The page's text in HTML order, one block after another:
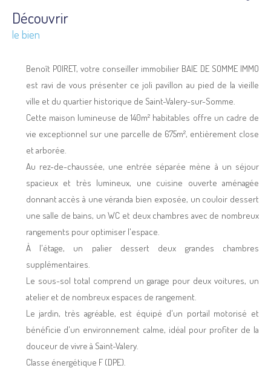
découvrir
le bien
Benoît POIRET, votre conseiller immobilier BAIE DE SOMME IMMO
est ravi de vous présenter ce joli pavillon au pied de la vieille
ville et du quartier historique de Saint-Valery-sur-Somme.
Cette maison lumineuse de 140m² habitables offre un cadre de
vie exceptionnel sur une parcelle de 675m², entièrement close
et arborée.
Au rez-de-chaussée, une entrée séparée mène à un séjour
spacieux et très lumineux, une cuisine ouverte aménagée
donnant accès à une véranda bien exposée, un couloir dessert
une salle de bains, un WC et deux chambres avec de nombreux
rangements pour optimiser l'espace.
À l'étage, un palier dessert deux grandes chambres
supplémentaires.
Le sous-sol total comprend un garage pour deux voitures, un
atelier et de nombreux espaces de rangement.
Le jardin, très agréable, est équipé d'un portail motorisé et
bénéficie d'un environnement calme, idéal pour profiter de la
douceur de vivre à Saint-Valery.
Classe énergétique F (DPE).